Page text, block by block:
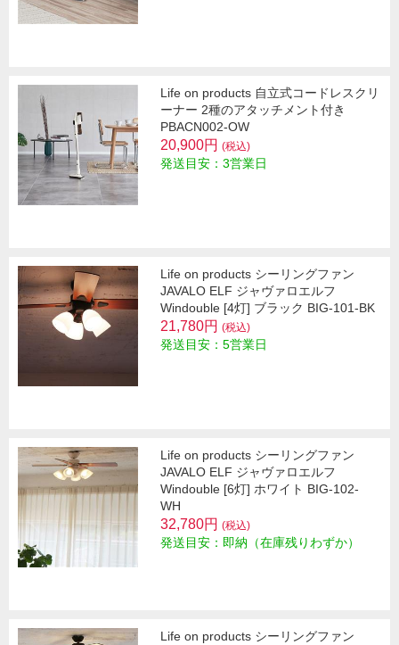
Life on products 自立式コードレスクリ
ーナー 2種のアタッチメント付き
PBACN002-OW
20,900円 (税込)
発送目安：3営業日
Life on products シーリングファン
JAVALO ELF ジャヴァロエルフ
Windouble [4灯] ブラック BIG-101-BK
21,780円 (税込)
発送目安：5営業日
Life on products シーリングファン
JAVALO ELF ジャヴァロエルフ
Windouble [6灯] ホワイト BIG-102-
WH
32,780円 (税込)
発送目安：即納（在庫残りわずか）
Life on products シーリングファン